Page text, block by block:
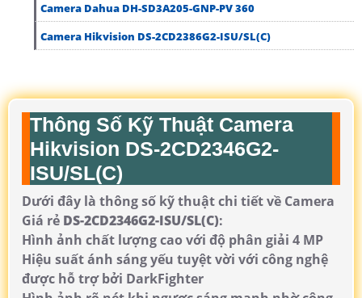
Camera Dahua DH-SD3A205-GNP-PV 360
Camera Hikvision DS-2CD2386G2-ISU/SL(C)
Thông Số Kỹ Thuật Camera
Hikvision DS-2CD2346G2-
ISU/SL(C)
Dưới đây là thông số kỹ thuật chi tiết về Camera
Giá rẻ DS-2CD2346G2-ISU/SL(C):
Hình ảnh chất lượng cao với độ phân giải 4 MP
Hiệu suất ánh sáng yếu tuyệt vời với công nghệ
được hỗ trợ bởi DarkFighter